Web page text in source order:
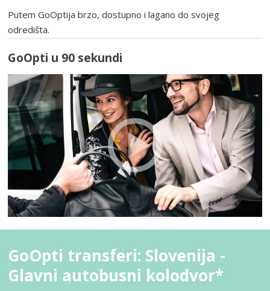
Putem GoOptija brzo, dostupno i lagano do svojeg
odredišta.
GoOpti u 90 sekundi
GoOpti transferi: Slovenija -
Glavni autobusni kolodvor*